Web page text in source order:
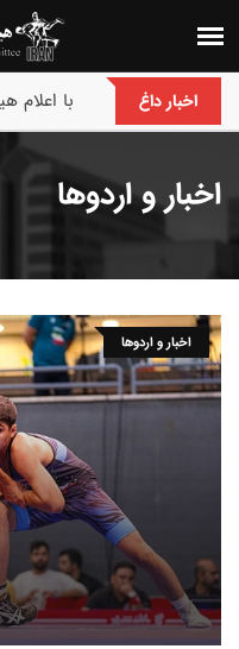
اخبار داغ پایان
اخبار و اردوها
اخبار و اردوها